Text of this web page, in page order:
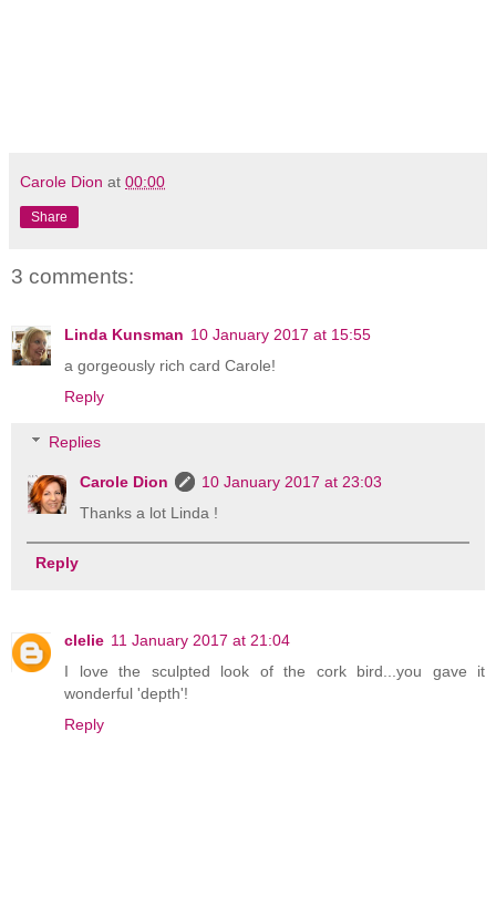
Carole Dion at 00:00
Share
3 comments:
Linda Kunsman 10 January 2017 at 15:55
a gorgeously rich card Carole!
Reply
Replies
Carole Dion
10 January 2017 at 23:03
Thanks a lot Linda !
Reply
clelie 11 January 2017 at 21:04
I love the sculpted look of the cork bird...you gave it
wonderful 'depth'!
Reply